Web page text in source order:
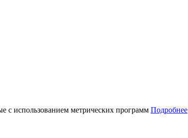
с использованием метрических программ Подробнее